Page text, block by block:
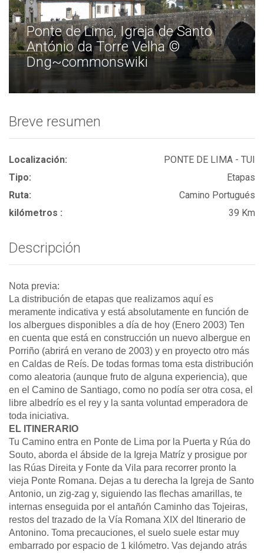
Ponte de Lima, Igreja de Santo
António da Torre Velha ©
Dng~commonswiki
Breve resumen
Localización:
PONTE DE LIMA - TUI
Tipo:
Etapas
Ruta:
Camino Portugués
kilómetros :
39 Km
Descripción
Nota previa:
La distribución de etapas que realizamos aquí es
meramente indicativa y está absolutamente en función de
los albergues disponibles a día de hoy (Enero 2003) Ten
en cuenta que está en construcción un nuevo albergue en
Porriño (abrirá en verano de 2003) y en proyecto otro más
en Caldas de Reís. De todas formas toma esta distribución
como aleatoria (aunque fruto de alguna experiencia), que
en el Camino de Santiago, como no podía ser otra cosa, el
libre albedrío es el rey y la santa voluntad emperadora de
toda iniciativa.
EL ITINERARIO
Tu Camino entra en Ponte de Lima por la Puerta y Rúa do
Souto, aborda el ábside de la Igreja Matríz y prosigue por
las Rúas Direita y Fonte da Vila para recorrer pronto la
vieja Ponte Romana. Dejas a tu derecha la Igreja de Santo
Antonio, un zig-zag y, siguiendo las flechas amarillas, te
internas enseguida por el antañón Caminho das Tojeiras,
restos del trazado de la Vía Romana XIX del Itinerario de
Antonino. Toma precauciones, el suelo suele estar muy
embarrado por espacio de 1 kilómetro. Vas dejando atrás